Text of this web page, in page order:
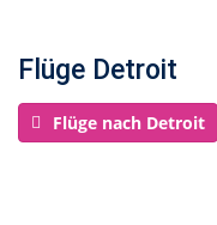
Flüge Detroit
Flüge nach Detroit